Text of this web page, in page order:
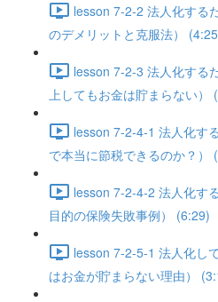
lesson 7-2-2 法人化する
のデメリットと克服法）
lesson 7-2-3 法人化する
上してもお金は貯まらない）
lesson 7-2-4-1 法人化す
で本当に節税できるのか？）
lesson 7-2-4-2 法人化す
目的の保険失敗事例） (6:29)
lesson 7-2-5-1 法人化し
はお金が貯まらない理由）